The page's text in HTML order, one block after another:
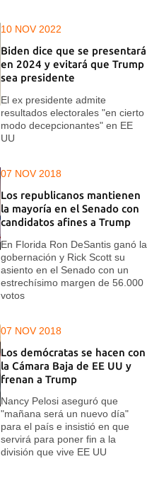
10 NOV 2022
Biden dice que se presentará
en 2024 y evitará que Trump
sea presidente
El ex presidente admite
resultados electorales "en cierto
modo decepcionantes" en EE
UU
07 NOV 2018
Los republicanos mantienen
la mayoría en el Senado con
candidatos afines a Trump
En Florida Ron DeSantis ganó la
gobernación y Rick Scott su
asiento en el Senado con un
estrechísimo margen de 56.000
votos
07 NOV 2018
Los demócratas se hacen con
la Cámara Baja de EE UU y
frenan a Trump
Nancy Pelosi aseguró que
"mañana será un nuevo día"
para el país e insistió en que
servirá para poner fin a la
división que vive EE UU